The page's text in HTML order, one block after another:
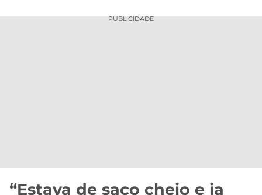
PUBLICIDADE
“Estava de saco cheio e ia